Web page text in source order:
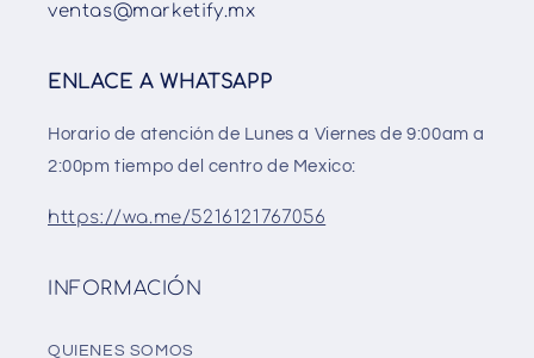
ventas@marketify.mx
ENLACE A WHATSAPP
Horario de atención de Lunes a Viernes de 9:00am a
2:00pm tiempo del centro de Mexico:
https://wa.me/5216121767056
INFORMACIÓN
QUIENES SOMOS